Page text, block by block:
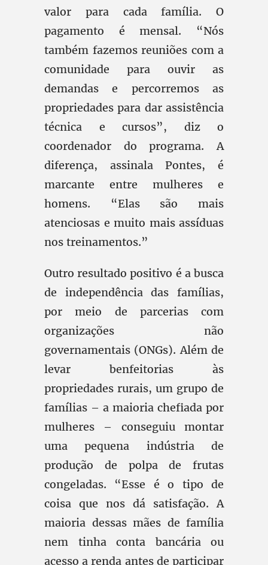
valor para cada família. O
pagamento é mensal. “Nós
também fazemos reuniões com a
comunidade para ouvir as
demandas e percorremos as
propriedades para dar assistência
técnica e cursos”, diz o
coordenador do programa. A
diferença, assinala Pontes, é
marcante entre mulheres e
homens. “Elas são mais
atenciosas e muito mais assíduas
nos treinamentos.”
Outro resultado positivo é a busca
de independência das famílias,
por meio de parcerias com
organizações não
governamentais (ONGs). Além de
levar benfeitorias às
propriedades rurais, um grupo de
famílias – a maioria chefiada por
mulheres – conseguiu montar
uma pequena indústria de
produção de polpa de frutas
congeladas. “Esse é o tipo de
coisa que nos dá satisfação. A
maioria dessas mães de família
nem tinha conta bancária ou
acesso a renda antes de participar